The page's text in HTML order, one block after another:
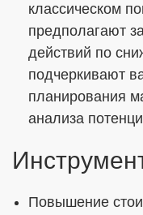
классическом
предполагают
действий по
подчеркивают
планирования
анализа
Повышение